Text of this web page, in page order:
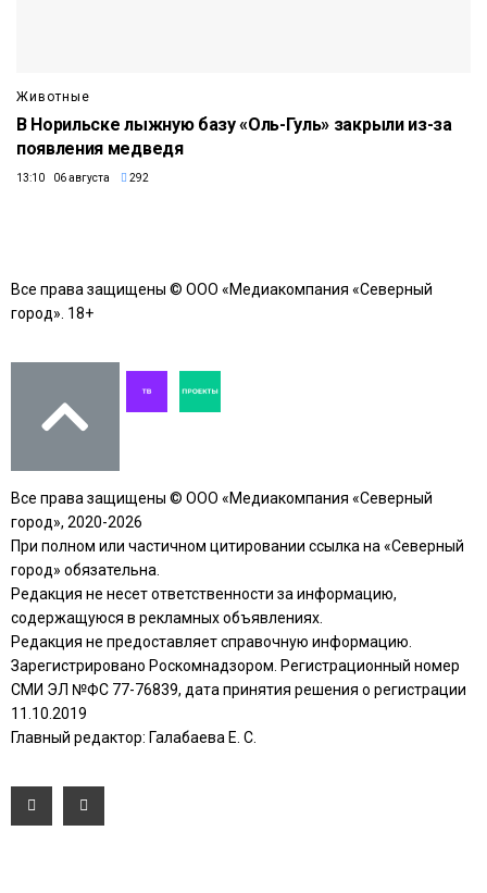
Животные
В Норильске лыжную базу «Оль-Гуль» закрыли из-за
появления медведя
13:10 06 августа 292
Все права защищены © ООО «Медиакомпания «Северный
город». 18+
Все права защищены © ООО «Медиакомпания «Северный
город», 2020-2026
При полном или частичном цитировании ссылка на «Северный
город» обязательна.
Редакция не несет ответственности за информацию,
содержащуюся в рекламных объявлениях.
Редакция не предоставляет справочную информацию.
Зарегистрировано Роскомнадзором. Регистрационный номер
СМИ ЭЛ №ФС 77-76839, дата принятия решения о регистрации
11.10.2019
Главный редактор: Галабаева Е. С.